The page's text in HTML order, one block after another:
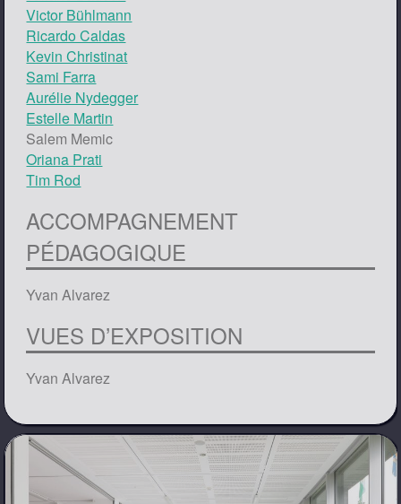
Victor Bühlmann
Ricardo Caldas
Kevin Christinat
Sami Farra
Aurélie Nydegger
Estelle Martin
Salem Memic
Oriana Prati
Tim Rod
ACCOMPAGNEMENT
PÉDAGOGIQUE
Yvan Alvarez
VUES D’EXPOSITION
Yvan Alvarez